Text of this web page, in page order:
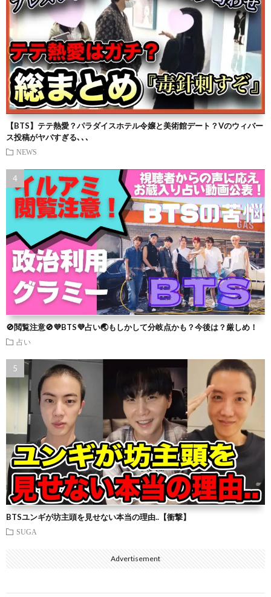
【BTS】テテ熱愛？パラダイスホテル令嬢と美術館デート？Vのウィバー
ス投稿がヤバすぎる､､､
NEWS
🚫閲覧注意🚫💜BTS💜占い🌏もしかして分岐点かも？今後は？厳しめ！
占い
BTSユンギが坊主頭を見せない本当の理由..【衝撃】
SUGA
Advertisement